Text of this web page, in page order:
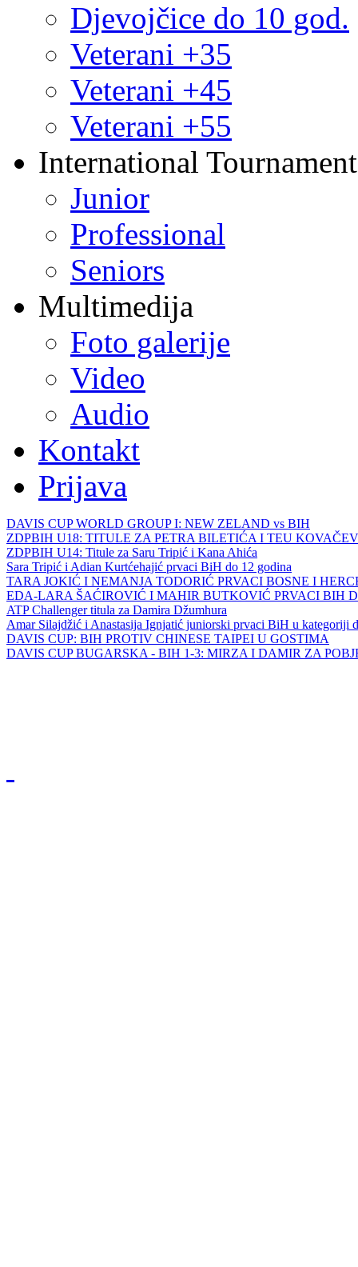
Djevojčice do 10 god.
Veterani +35
Veterani +45
Veterani +55
International
Junior
Professional
Seniors
Multimedija
Foto galerije
Video
Audio
Kontakt
Prijava
DAVIS CUP WORLD GROUP I: NEW ZELAND vs BIH
ZDPBIH U18: TITULE ZA PETRA BILETIĆA I TEU
ZDPBIH U14: Titule za Saru Tripić i Kana Ahića
Sara Tripić i Adian Kurtćehajić prvaci BiH do 12 godina
TARA JOKIĆ I NEMANJA TODORIĆ PRVACI BOSNE I
EDA-LARA ŠAĆIROVIĆ I MAHIR BUTKOVIĆ PRVACI BIH
ATP Challenger titula za Damira Džumhura
Amar Silajdžić i Anastasija Ignjatić juniorski prvaci BiH u kategoriji
DAVIS CUP: BIH PROTIV CHINESE TAIPEI U GOSTIMA
DAVIS CUP BUGARSKA - BIH 1-3: MIRZA I DAMIR ZA